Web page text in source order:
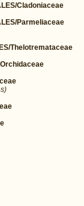
Cladoniaceae
Parmeliaceae
Thelotremataceae
Orchidaceae